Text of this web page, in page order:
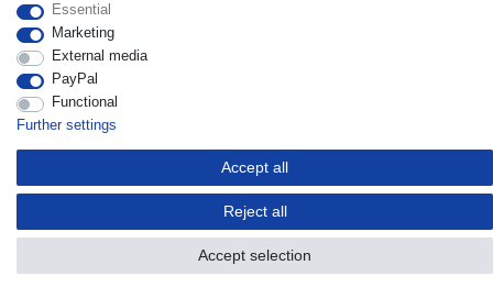
Essential
Marketing
External media
PayPal
Functional
Further settings
Accept all
Reject all
Accept selection